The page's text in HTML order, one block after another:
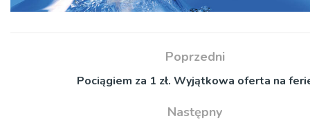
Poprzedni
Pociągiem za 1 zł. Wyjątkowa oferta na
Następny